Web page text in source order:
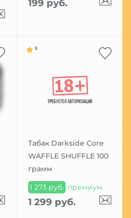
199 руб.
5
Табак Darkside Core
WAFFLE SHUFFLE 100
грамм
1 273 руб. премиум
1 299 руб.